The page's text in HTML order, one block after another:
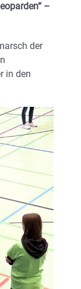
–
der
in den